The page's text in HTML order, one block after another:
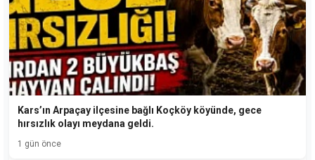
Kars’ın Arpaçay ilçesine bağlı Koçköy köyünde, gece
hırsızlık olayı meydana geldi.
1 gün önce